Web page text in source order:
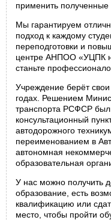
применить полученные
Мы гарантируем
подход к каждому
переподготовки и
центре АНПОО «УЦПК
станьте
Учреждение берёт
годах. Решением
транспорта РСФСР был
консультационный
автодорожного
переименованием в
автономная
образовательная
У нас можно получить
образование, есть
квалификацию или
место, чтобы пройти